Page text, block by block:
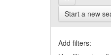
Start a new
Add filters: